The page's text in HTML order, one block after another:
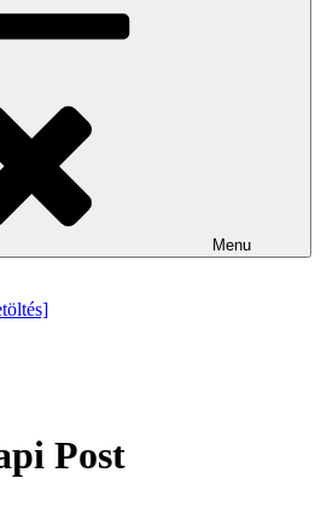
Menu
Post